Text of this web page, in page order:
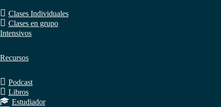
Clases Individuales
Clases en grupo
Intensivos
Recursos
Podcast
Libros
Estudiador